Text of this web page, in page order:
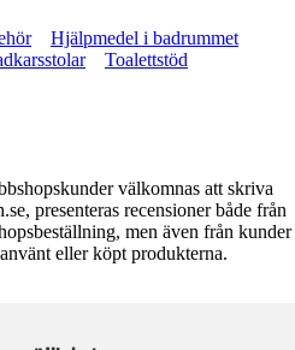
Hjälpmedel i badrummet
Toalettstöd
välkomnas att skriva
presenteras recensioner både från
men även från kunder
eller köpt produkterna.